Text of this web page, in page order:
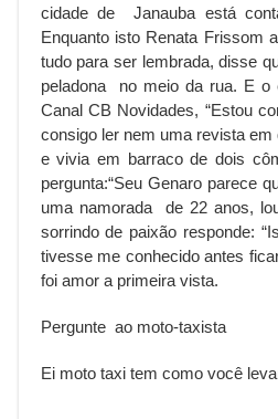
cidade de Janauba está
Enquanto isto Renata Frissom
tudo para ser lembrada, disse
peladona no meio da rua. E o
Canal CB Novidades, “Estou
consigo ler nem uma revista
e vivia em barraco de dois
pergunta:“Seu Genaro parece
uma namorada de 22 anos,
sorrindo de paixão responde: “
tivesse me conhecido antes
foi amor a primeira vista.
Pergunte ao moto-taxista
Ei moto taxi tem como você